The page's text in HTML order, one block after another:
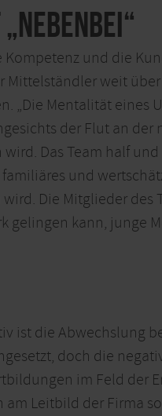
und die
Mittelständler weit
„Die Mentalität eines
der Flut an der
Das Team half
und
Die Mitglieder des
gelingen kann, junge
ist die Abwechslung
doch die
im Feld der
Leitbild der Firma